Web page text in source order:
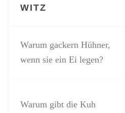
WITZ
Warum gackern Hühner,
wenn sie ein Ei legen?
Warum gibt die Kuh